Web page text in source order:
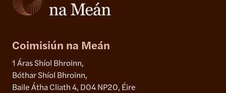
Coimisiún na Meán
1 Áras Shíol Bhroinn,
Bóthar Shíol Bhroinn,
Baile Átha Cliath 4, D04 NP20, Éire